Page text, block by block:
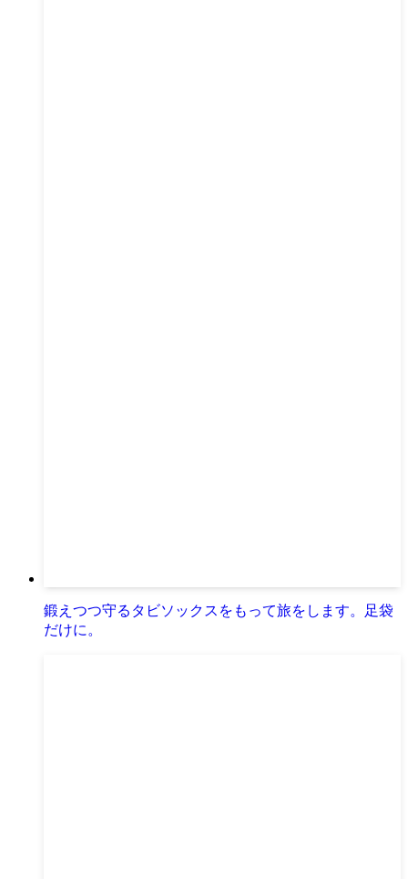
鍛えつつ守るタビソックスをもって旅をします。足袋
だけに。